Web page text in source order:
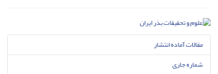
مقالات آماده انتشار
شماره جاری